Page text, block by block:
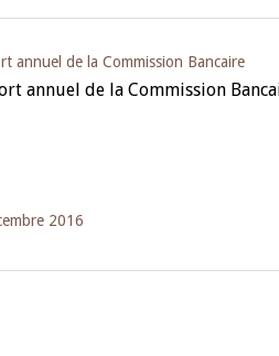
annuel de la Commission Bancaire
annuel de la Commission
2016